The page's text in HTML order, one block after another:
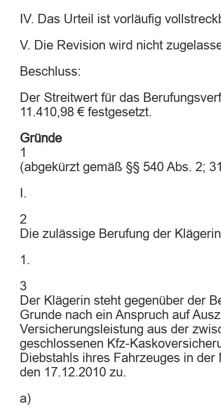
IV. Das Urteil ist vorläufig
V. Die Revision wird nicht
Beschluss:
Der Streitwert für das
11.410,98 € festgesetzt.
Gründe
1
(abgekürzt gemäß §§ 540 Abs. 2;
I.
2
Die zulässige Berufung der
1.
3
Der Klägerin steht gegenüber der
Grunde nach ein Anspruch auf
Versicherungsleistung aus der
geschlossenen Kfz-
Diebstahls ihres Fahrzeuges in der
den 17.12.2010 zu.
a)